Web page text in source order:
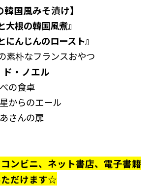
国風みそ漬け】
大根の韓国風煮』
んじんのロースト』
素朴なフランスおやつ
・ノエル
の食卓
からのエール
さんの扉
ンビニ、ネット書店、電子書籍
だけます☆